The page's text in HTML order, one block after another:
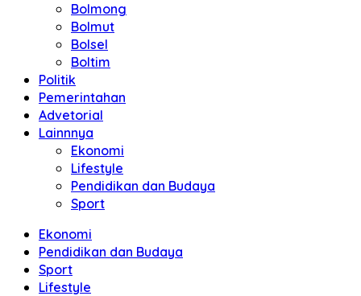
Bolmong
Bolmut
Bolsel
Boltim
Politik
Pemerintahan
Advetorial
Lainnnya
Ekonomi
Lifestyle
Pendidikan dan Budaya
Sport
Ekonomi
Pendidikan dan Budaya
Sport
Lifestyle